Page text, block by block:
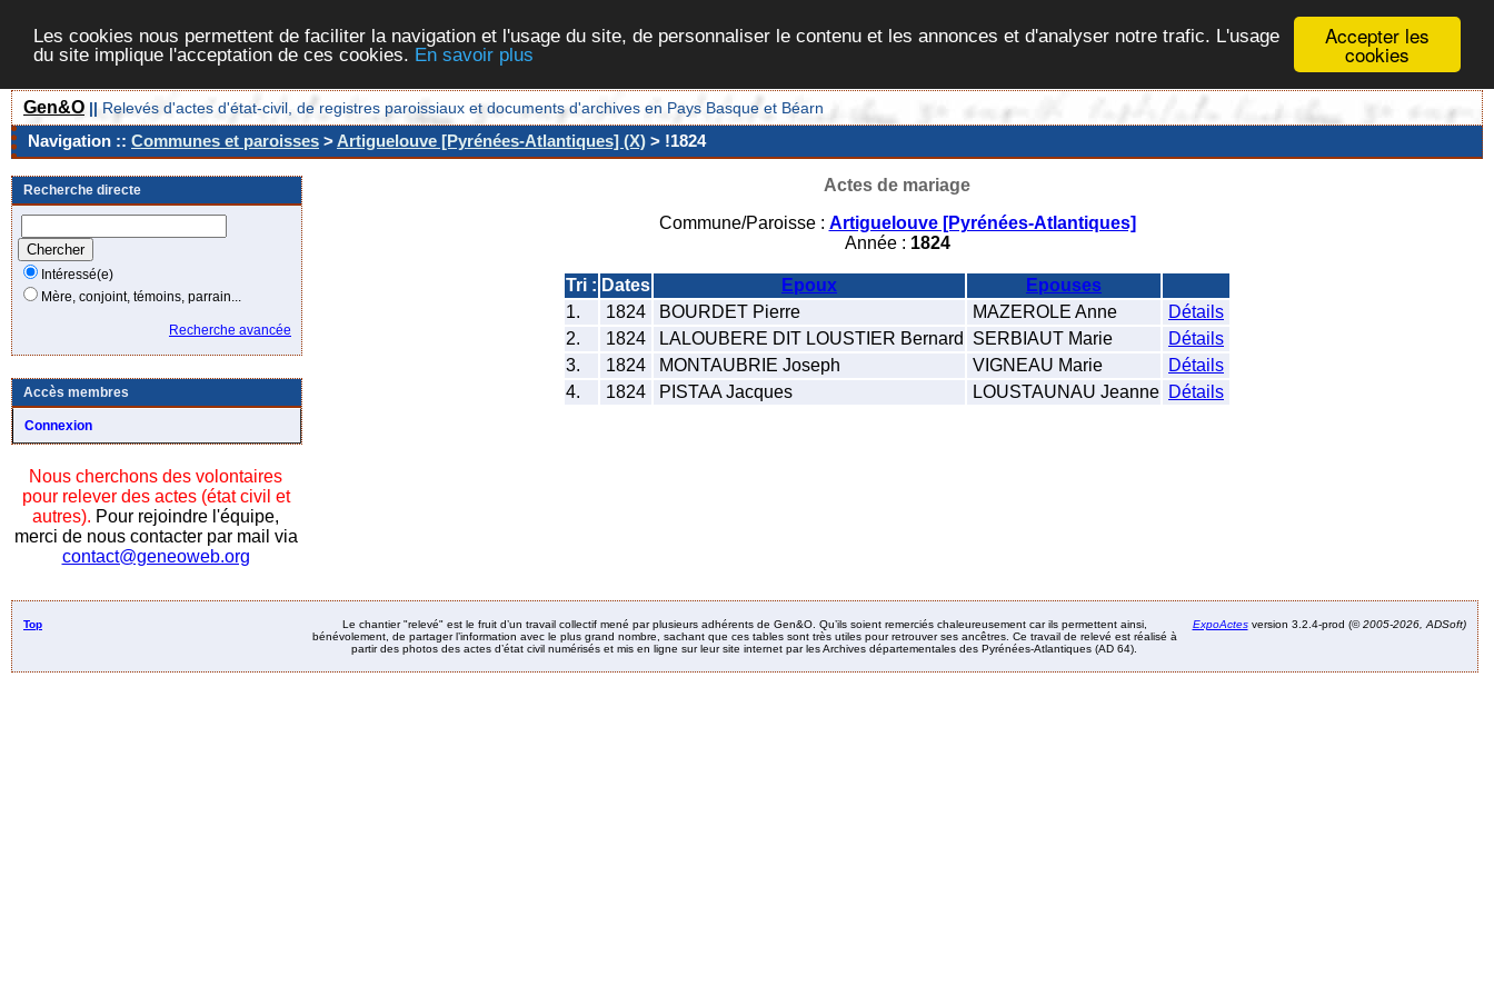
Accepter les
cookies
Les cookies nous permettent de faciliter la navigation et l'usage du site, de personnaliser le contenu et les annonces et d'analyser notre trafic. L'usage
du site implique l'acceptation de ces cookies. En savoir plus
Gen&O || Relevés d'actes d'état-civil, de registres paroissiaux et documents d'archives en Pays Basque et Béarn
Navigation :: Communes et paroisses >Artiguelouve [Pyrénées-Atlantiques] (X) > !1824
Recherche directe
Intéressé(e)
Mère, conjoint, témoins, parrain...
Recherche avancée
Accès membres
Connexion
Nous cherchons des volontaires
pour relever des actes (état civil et
autres). Pour rejoindre l'équipe,
merci de nous contacter par mail via
contact@geneoweb.org
Actes de mariage
Commune/Paroisse : Artiguelouve [Pyrénées-Atlantiques]
Année : 1824
Tri : Dates Epoux
Epouses
1.
1824 BOURDET Pierre MAZEROLE Anne
Détails
2.
1824 LALOUBERE DIT LOUSTIER Bernard SERBIAUT Marie
Détails
3.
1824 MONTAUBRIE Joseph VIGNEAU Marie
Détails
4.
1824 PISTAA Jacques LOUSTAUNAU Jeanne Détails
Top
Le chantier "relevé" est le fruit d’un travail collectif mené par plusieurs adhérents de Gen&O. Qu’ils soient remerciés chaleureusement car ils permettent ainsi,
bénévolement, de partager l’information avec le plus grand nombre, sachant que ces tables sont très utiles pour retrouver ses ancêtres. Ce travail de relevé est réalisé à
partir des photos des actes d’état civil numérisés et mis en ligne sur leur site internet par les Archives départementales des Pyrénées-Atlantiques (AD 64).
ExpoActesversion 3.2.4-prod (©2005-2026, ADSoft)